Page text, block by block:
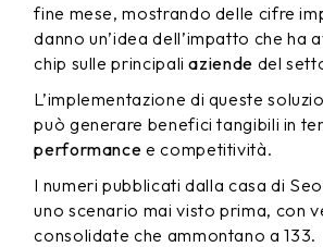
fine mese, mostrando delle cifre
danno un’idea dell’impatto che ha
chip sulle principaliaziende del
L’implementazione di queste
può generare benefici tangibili in
performance e competitività.
I numeri pubblicati dalla casa di
uno scenario mai visto prima, con
consolidate che ammontano a 133.